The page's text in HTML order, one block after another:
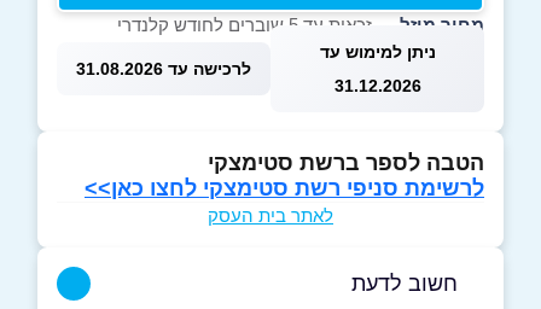
מחיר מוזל — זכאות עד 5 שוברים לחודש קלנדרי
ניתן למימוש עד
31.12.2026
לרכישה עד 31.08.2026
הטבה לספר ברשת סטימצקי
לרשימת סניפי רשת סטימצקי לחצו כאן>>
לאתר בית העסק
חשוב לדעת